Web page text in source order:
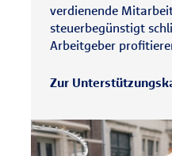
verdienende
steuerbegünstigt
Arbeitgeber
Zur